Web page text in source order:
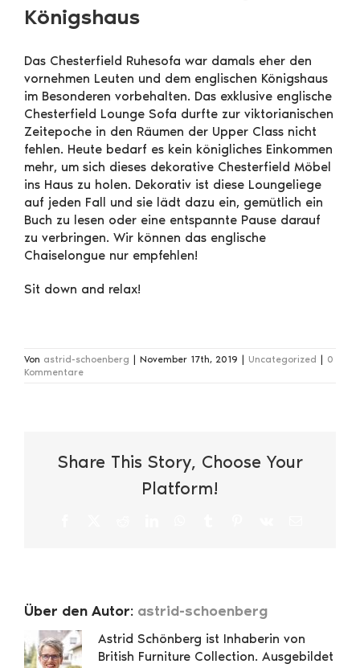
Königshaus
Das Chesterfield Ruhesofa war damals eher den
vornehmen Leuten und dem englischen Königshaus
im Besonderen vorbehalten. Das exklusive englische
Chesterfield Lounge Sofa durfte zur viktorianischen
Zeitepoche in den Räumen der Upper Class nicht
fehlen. Heute bedarf es kein königliches Einkommen
mehr, um sich dieses dekorative Chesterfield Möbel
ins Haus zu holen. Dekorativ ist diese Loungeliege
auf jeden Fall und sie lädt dazu ein, gemütlich ein
Buch zu lesen oder eine entspannte Pause darauf
zu verbringen. Wir können das englische
Chaiselongue nur empfehlen!
Sit down and relax!
Von astrid-schoenberg November 17th, 2019 Uncategorized
0
Kommentare
Share This Story, Choose Your
Platform!
Über den Autor: astrid-schoenberg
Astrid Schönberg ist Inhaberin von
British Furniture Collection. Ausgebildet